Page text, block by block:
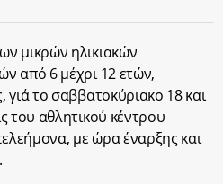
μικρών ηλικιακών
από 6 μέχρι 12 ετών,
γιά το σαββατοκύριακο 18 και
του αθλητικού κέντρου
με ώρα έναρξης και